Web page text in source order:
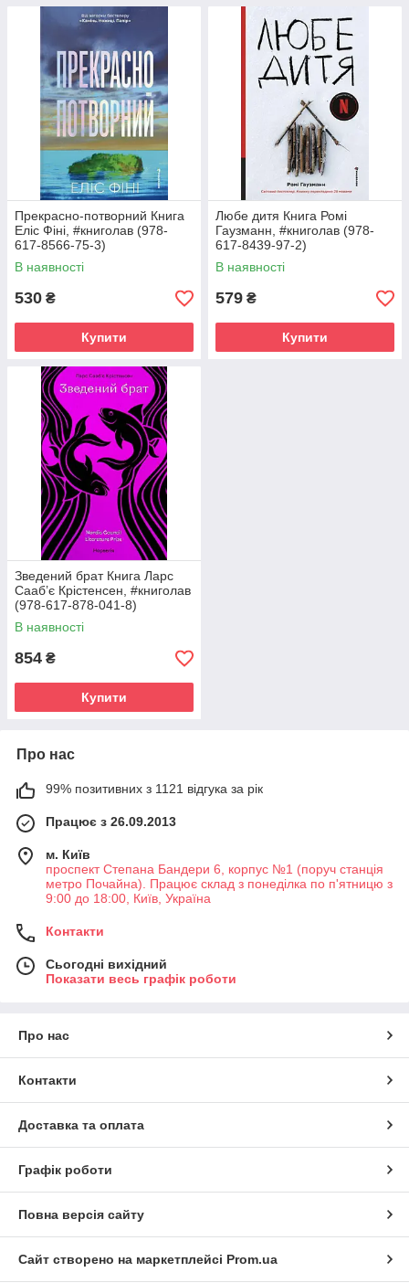
Прекрасно-потворний Книга
Еліс Фіні, #книголав (978-
617-8566-75-3)
В наявності
530 ₴
Купити
Любе дитя Книга Ромі
Гаузманн, #книголав (978-
617-8439-97-2)
В наявності
579 ₴
Купити
Зведений брат Книга Ларс
Сааб’є Крістенсен, #книголав
(978-617-878-041-8)
В наявності
854 ₴
Купити
Про нас
99% позитивних з 1121 відгука за рік
Працює з 26.09.2013
м. Київ
проспект Степана Бандери 6, корпус №1 (поруч станція
метро Почайна). Працює склад з понеділка по п'ятницю з
9:00 до 18:00, Київ, Україна
Контакти
Сьогодні вихідний
Показати весь графік роботи
Про нас
Контакти
Доставка та оплата
Графік роботи
Повна версія сайту
Сайт створено на маркетплейсі Prom.ua